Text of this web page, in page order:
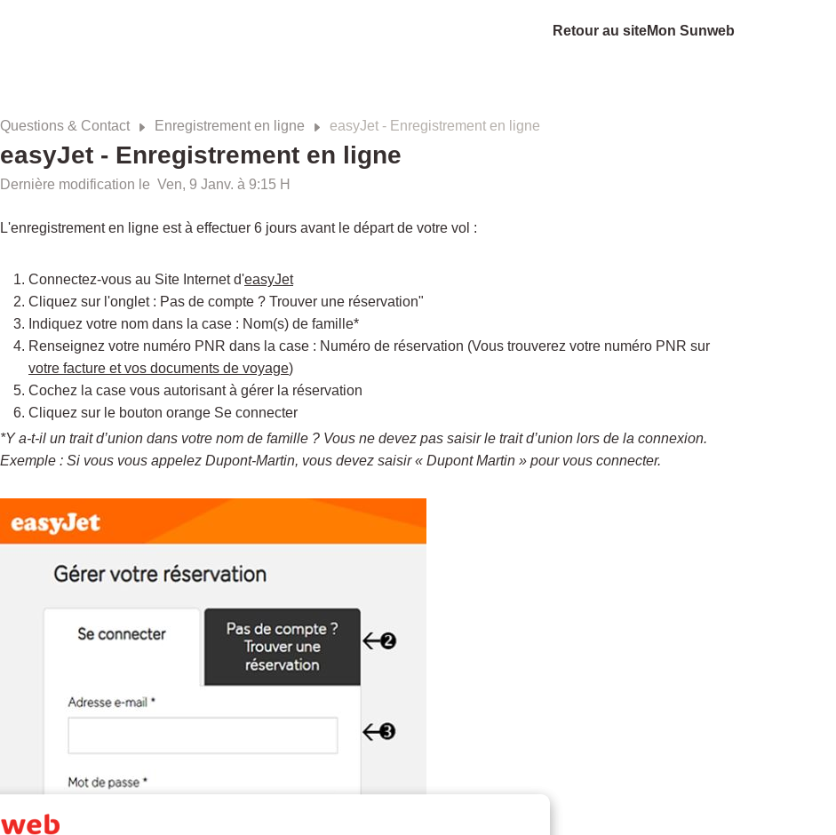
Retour au siteMon Sunweb
Questions & Contact Enregistrement en ligne easyJet - Enregistrement en ligne
easyJet - Enregistrement en ligne
Dernière modification le Ven, 9 Janv. à 9:15 H
L'enregistrement en ligne est à effectuer 6 jours avant le départ de votre vol :
Connectez-vous au Site Internet d'easyJet
Cliquez sur l'onglet : Pas de compte ? Trouver une réservation"
Indiquez votre nom dans la case : Nom(s) de famille*
Renseignez votre numéro PNR dans la case : Numéro de réservation (Vous trouverez votre numéro PNR sur
votre facture et vos documents de voyage)
Cochez la case vous autorisant à gérer la réservation
Cliquez sur le bouton orange Se connecter
*Y a-t-il un trait d’union dans votre nom de famille ? Vous ne devez pas saisir le trait d’union lors de la connexion.
Exemple : Si vous vous appelez Dupont-Martin, vous devez saisir « Dupont Martin » pour vous connecter.